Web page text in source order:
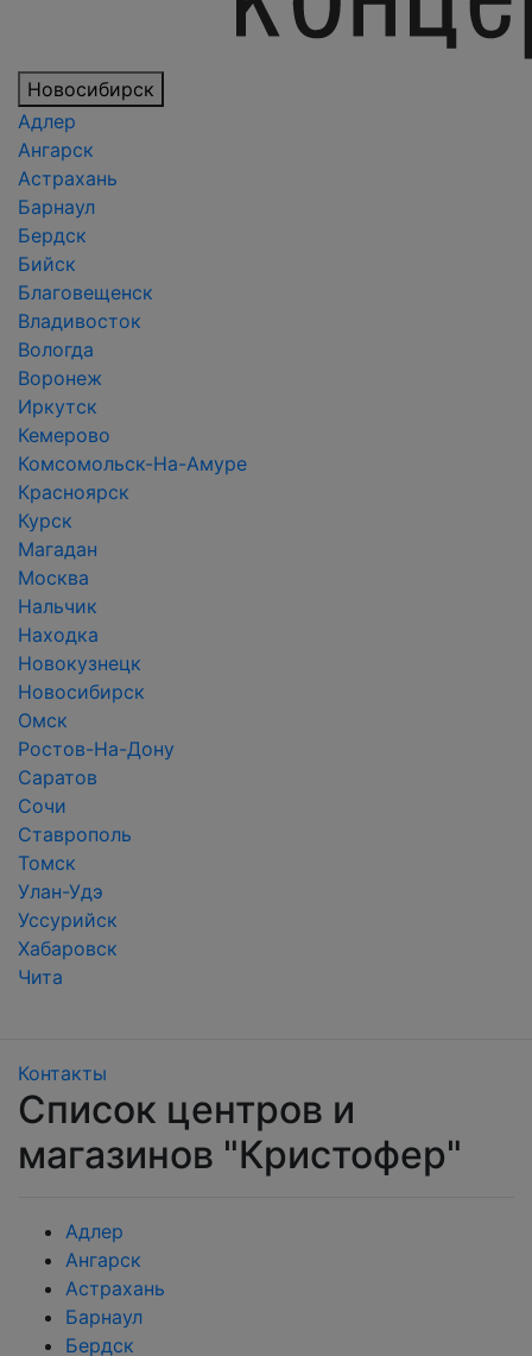
Новосибирск
Адлер
Ангарск
Астрахань
Барнаул
Бердск
Бийск
Благовещенск
Владивосток
Вологда
Воронеж
Иркутск
Кемерово
Комсомольск-На-Амуре
Красноярск
Курск
Магадан
Москва
Нальчик
Находка
Новокузнецк
Новосибирск
Омск
Ростов-На-Дону
Саратов
Сочи
Ставрополь
Томск
Улан-Удэ
Уссурийск
Хабаровск
Чита
Контакты
Список центров и
магазинов "Кристофер"
Адлер
Ангарск
Астрахань
Барнаул
Бердск